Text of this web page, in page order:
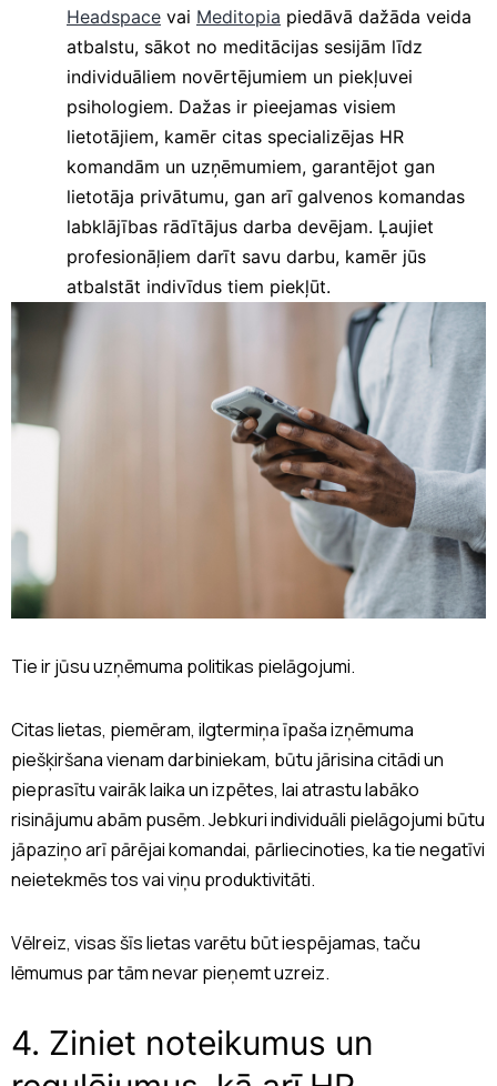
Headspace vai Meditopia piedāvā dažāda veida
atbalstu, sākot no meditācijas sesijām līdz
individuāliem novērtējumiem un piekļuvei
psihologiem. Dažas ir pieejamas visiem
lietotājiem, kamēr citas specializējas HR
komandām un uzņēmumiem, garantējot gan
lietotāja privātumu, gan arī galvenos komandas
labklājības rādītājus darba devējam. Ļaujiet
profesionāļiem darīt savu darbu, kamēr jūs
atbalstāt indivīdus tiem piekļūt.
Tie ir jūsu uzņēmuma politikas pielāgojumi.
Citas lietas, piemēram, ilgtermiņa īpaša izņēmuma
piešķiršana vienam darbiniekam, būtu jārisina citādi un
pieprasītu vairāk laika un izpētes, lai atrastu labāko
risinājumu abām pusēm. Jebkuri individuāli pielāgojumi būtu
jāpaziņo arī pārējai komandai, pārliecinoties, ka tie negatīvi
neietekmēs tos vai viņu produktivitāti.
Vēlreiz, visas šīs lietas varētu būt iespējamas, taču
lēmumus par tām nevar pieņemt uzreiz.
4. Ziniet noteikumus un